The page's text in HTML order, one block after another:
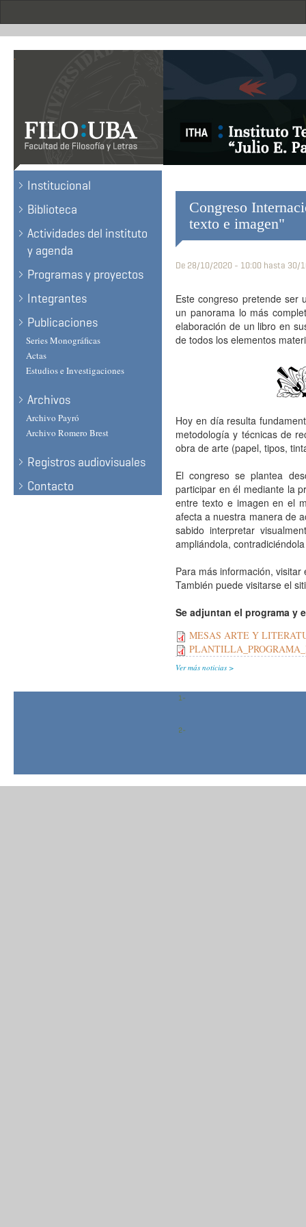
.
Institucional
Biblioteca
Actividades del instituto
y agenda
Programas y proyectos
Integrantes
Publicaciones
Series Monográficas
Actas
Estudios e Investigaciones
Archivos
Archivo Payró
Archivo Romero Brest
Registros audiovisuales
Contacto
Congreso
texto e imagen"
De 28/10/2020 - 10:00 hasta 30/
Este congreso pretende ser
un panorama lo más
elaboración de un libro en
de todos los elementos
Hoy en día resulta
metodología y técnicas de
obra de arte (papel, tipos,
El congreso se plantea
participar en él mediante la
entre texto e imagen en el
afecta a nuestra manera de
sabido interpretar
ampliándola,
Para más información,
También puede visitarse el
Se adjuntan el programa y
MESAS ARTE Y
Ver más noticias